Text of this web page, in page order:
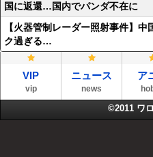
国に返還…国内でパンダ不在に
【火器管制レーダー照射事件】
ク過ぎる…
VIP
vip
ニュース
news
ア
©2011 ワ